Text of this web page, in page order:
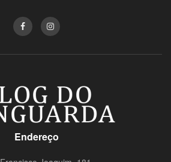
Endereço